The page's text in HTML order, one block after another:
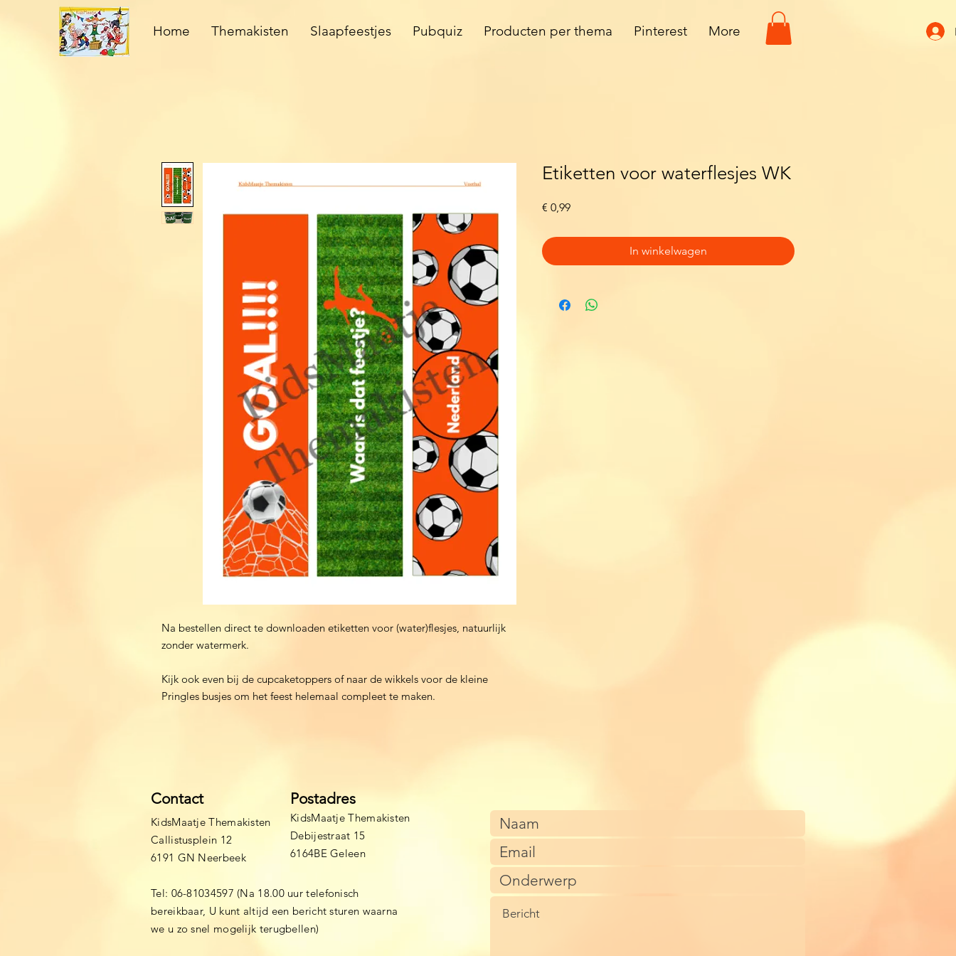
Home Themakisten Slaapfeestjes Pubquiz Producten per thema Pinterest More
Na bestellen direct te downloaden etiketten voor (water)flesjes, natuurlijk
zonder watermerk.
Kijk ook even bij de cupcaketoppers of naar de wikkels voor de kleine
Pringles busjes om het feest helemaal compleet te maken.
Etiketten voor waterflesjes WK
€ 0,99Prijs
In winkelwagen
Contact
KidsMaatje Themakisten
Callistusplein 12
6191 GN Neerbeek
Tel: 06-81034597 (Na 18.00 uur telefonisch
bereikbaar, U kunt altijd een bericht sturen waarna
we u zo snel mogelijk terugbellen)
Postadres
KidsMaatje Themakisten
Debijestraat 15
6164BE Geleen